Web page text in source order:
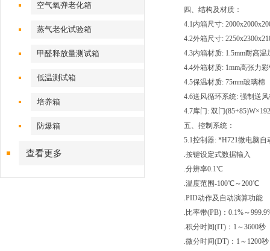
空气氧弹老化箱
蒸气老化试验箱
甲醛释放量测试箱
低温测试箱
培养箱
防爆箱
查看更多
四、结构及材质：
4.1内箱尺寸:
4.2外箱尺寸:
4.3内箱材质: 1.5mm耐高
4.4外箱材质: 1mm高张力
4.5保温材质: 75mm玻璃棉
4.6送风循环系统: 强制送
4.7库门: 双门
五、控制系统：
5.1控制器: *H721微电脑
.按键设定式数据输入
.分辨率0.1℃
.温度范围-100℃～200℃
.PID动作及自动演算功能
. 比率带(PB)：0.1%～
.积分时间(IT)：1～3600秒
.微分时间(DT)：1～1200秒